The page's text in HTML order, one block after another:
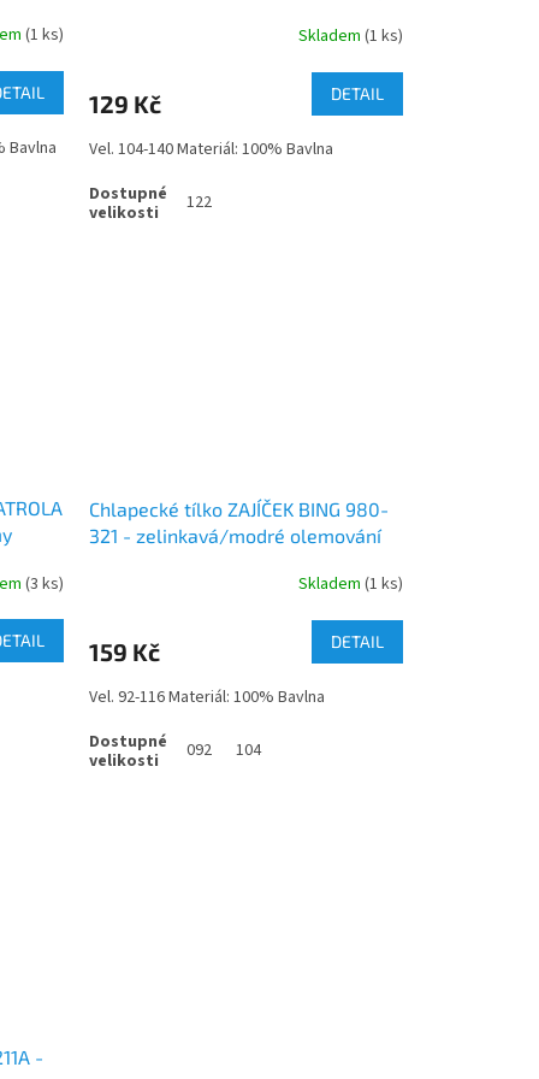
(1 ks)
Bavlna
Skladem (1 ks)
129 Kč DETAIL
Vel. 104-140 Materiál: 100% Bavlna
122
(3 ks)
Chlapecké tílko ZAJÍČEK BING 980-
321 - zelinkavá/modré olemování
Skladem (1 ks)
159 Kč DETAIL
Vel. 92-116 Materiál: 100% Bavlna
092 104
-